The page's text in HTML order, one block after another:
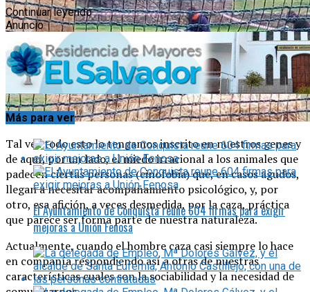
Tal vez todo esto lo tengamos inscrito en nuestros genes y
de aquí, por un lado, el miedo irracional a los animales que
padecen ciertas personas (cinofobia) que, en casos agudos,
llegan a necesitar acompañamiento psicológico, y, por
otro, esa afición, a veces desmedida, por la caza, práctica
que parece ser forma parte de nuestra naturaleza.
Actualmente, cuando el hombre caza casi siempre lo hace
en compañía respondiendo así a otras de nuestras
características cuales son la sociabilidad y la necesidad de
Continuar leyendo
Anuncio
Más para ver
El Ayuntamiento de Conquista reúne 604 firmas para exigir
mejoras a Unión Fenosa